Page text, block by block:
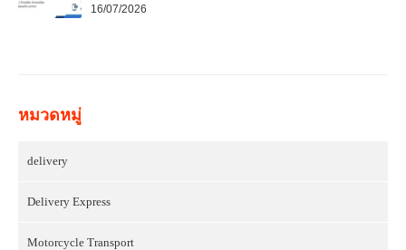
16/07/2026
หมวดหมู่
delivery
Delivery Express
Motorcycle Transport